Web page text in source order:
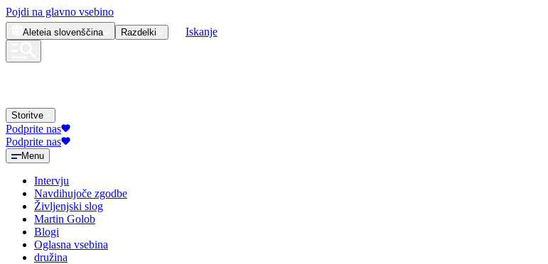
Pojdi na glavno vsebino
Aleteia slovenščina Razdelki Iskanje
Storitve
Podprite nas
Podprite nas
Menu
Intervju
Navdihujoče zgodbe
Življenjski slog
Martin Golob
Blogi
Oglasna vsebina
družina